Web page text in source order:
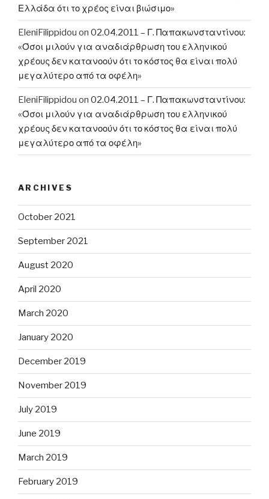
Ελλάδα ότι το χρέος είναι βιώσιμο»
EleniFilippidou on 02.04.2011 – Γ. Παπακωνσταντίνου:
«Όσοι μιλούν για αναδιάρθρωση του ελληνικού
χρέους δεν κατανοούν ότι το κόστος θα είναι πολύ
μεγαλύτερο από τα οφέλη»
EleniFilippidou on 02.04.2011 – Γ. Παπακωνσταντίνου:
«Όσοι μιλούν για αναδιάρθρωση του ελληνικού
χρέους δεν κατανοούν ότι το κόστος θα είναι πολύ
μεγαλύτερο από τα οφέλη»
ARCHIVES
October 2021
September 2021
August 2020
April 2020
March 2020
January 2020
December 2019
November 2019
July 2019
June 2019
March 2019
February 2019